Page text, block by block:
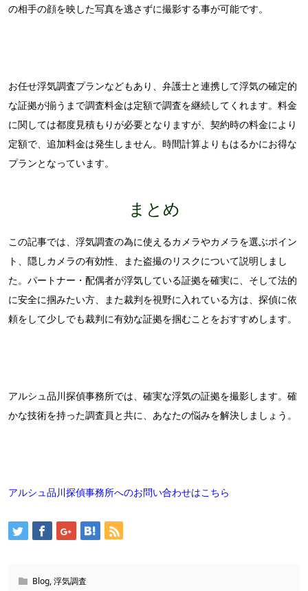
の相手の顔を映した写真を逃さずに撮影する事が可能です。
お任せ浮気調査プランなどもあり、弁護士と連携して浮気の確定的
な証拠が揃うまで調査料金は定額で調査を継続してくれます。料金
に関しては都度見積もりが必要となりますが、契約時の料金により
定額で、追加料金は発生しません。時間計算よりもはるかにお得な
プランとなっています。
まとめ
この記事では、浮気調査の為に使えるカメラやカメラを選ぶポイン
ト、隠しカメラの有効性、また盗撮のリスクについて説明しまし
た。パートナー・配偶者が浮気している証拠を確実に、そして法的
に安全に掴みたい方、また裁判を視野に入れている方は、探偵に依
頼をして少しでも裁判に有効な証拠を掴むことをおすすめします。
アルシュ品川探偵事務所では、確実な浮気の証拠を撮影します。確
かな技術を持った調査員と共に、あなたの悩みを解決しましょう。
アルシュ品川探偵事務所へのお問い合わせはこちら
Blog,浮気調査